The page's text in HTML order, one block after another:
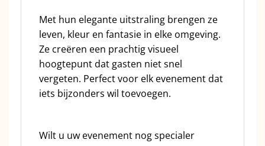
Met hun elegante uitstraling brengen ze
leven, kleur en fantasie in elke omgeving.
Ze creëren een prachtig visueel
hoogtepunt dat gasten niet snel
vergeten. Perfect voor elk evenement dat
iets bijzonders wil toevoegen.
Wilt u uw evenement nog specialer